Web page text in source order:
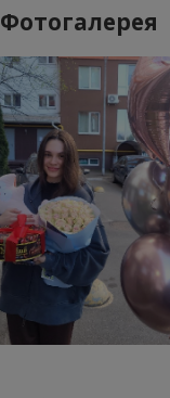
Фотогалерея